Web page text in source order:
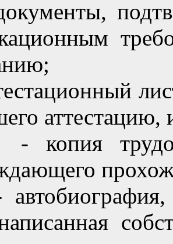
лист
аттестацию,
трудовой